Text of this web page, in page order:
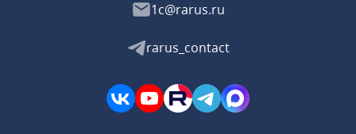
1c@rarus.ru
rarus_contact